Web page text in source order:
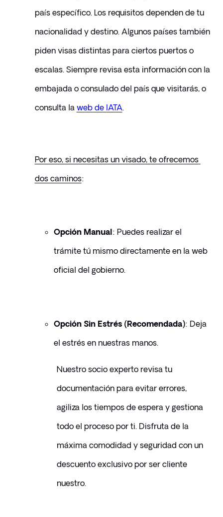
país específico. Los requisitos dependen de tu
nacionalidad y destino. Algunos países también
piden visas distintas para ciertos puertos o
escalas. Siempre revisa esta información con la
embajada o consulado del país que visitarás, o
consulta la web de IATA.
Por eso, si necesitas un visado, te ofrecemos
dos caminos:
Opción Manual : Puedes realizar el
trámite tú mismo directamente en la web
oficial del gobierno.
Opción Sin Estrés (Recomendada): Deja
el estrés en nuestras manos.
Nuestro socio experto revisa tu
documentación para evitar errores,
agiliza los tiempos de espera y gestiona
todo el proceso por ti. Disfruta de la
máxima comodidad y seguridad con un
descuento exclusivo por ser cliente
nuestro.